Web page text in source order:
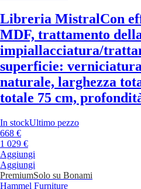
Libreria MistralCon
MDF, trattamento
impiallacciatura/
superficie:
naturale, larghezza
totale 75 cm,
In stockUltimo pezzo
668 €
1 029 €
Aggiungi
Aggiungi
PremiumSolo su Bonami
Hammel Furniture